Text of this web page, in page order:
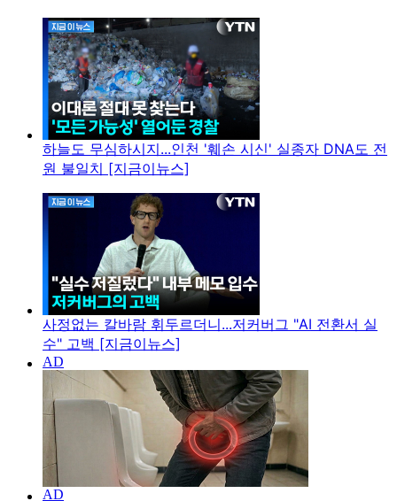
하늘도 무심하시지...인천 '훼손 시신' 실종자 DNA도 전
원 불일치 [지금이뉴스]
사정없는 칼바람 휘두르더니...저커버그 "AI 전환서 실
수" 고백 [지금이뉴스]